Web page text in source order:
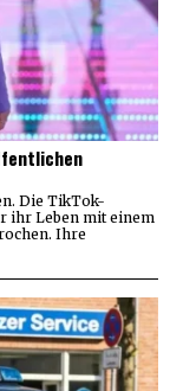
Die TikTok-
ihr Leben mit einem
Ihre